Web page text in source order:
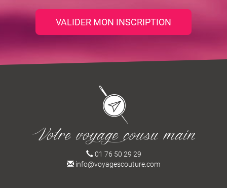
VALIDER MON INSCRIPTION
01 76 50 29 29
info@voyagescouture.com